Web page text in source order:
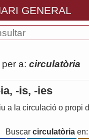
GENERAL
a: circulatòria
-is, -ies
a la circulació o propi d
Buscar circulatòriaen: